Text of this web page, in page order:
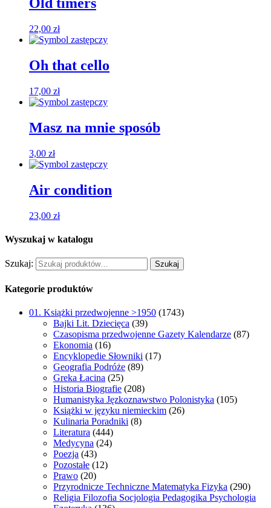
Old timers
22,00 zł
Oh that cello
17,00 zł
Masz na mnie sposób
3,00 zł
Air condition
23,00 zł
Wyszukaj w katalogu
Szukaj: Szukaj
Kategorie produktów
01. Książki przedwojenne >1950 (1743)
Bajki Lit. Dziecięca (39)
Czasopisma przedwojenne Gazety Kalendarze (87)
Ekonomia (16)
Encyklopedie Słowniki (17)
Geografia Podróże (89)
Greka Łacina (25)
Historia Biografie (208)
Humanistyka Jęzkoznawstwo Polonistyka (105)
Książki w języku niemieckim (26)
Kulinaria Poradniki (8)
Literatura (444)
Medycyna (24)
Poezja (43)
Pozostałe (12)
Prawo (20)
Przyrodnicze Techniczne Matematyka Fizyka (290)
Religia Filozofia Socjologia Pedagogika Psychologia